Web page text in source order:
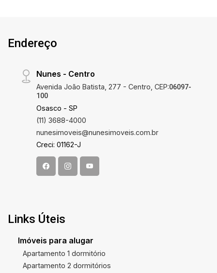
Endereço
Nunes - Centro
Avenida João Batista, 277 - Centro, CEP:06097-
100
Osasco - SP
(11) 3688-4000
nunesimoveis@nunesimoveis.com.br
Creci: 01162-J
Links Úteis
Imóveis para alugar
Apartamento 1 dormitório
Apartamento 2 dormitórios